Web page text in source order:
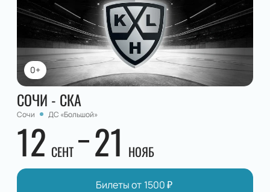
0+
СОЧИ - СКА
Сочи ДС «Большой»
12 СЕНТ 21 НОЯБ
Билеты от 1500₽